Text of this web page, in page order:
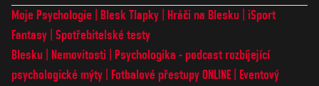
Moje Psychologie Blesk Tlapky Hráči na Blesku
iSport
Fantasy Spotřebitelské testy
Blesku
Nemovitosti
Psychologika - podcast rozbíjející
psychologické mýty
Fotbalové přestupy ONLINE
Eventový